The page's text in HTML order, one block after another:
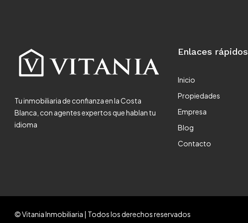
Tu inmobiliaria de confianza en la Costa
Blanca, con agentes expertos que hablan tu
idioma
Enlaces rápidos
Inicio
Propiedades
Empresa
Blog
Contacto
© Vitania Inmobiliaria | Todos los derechos reservados